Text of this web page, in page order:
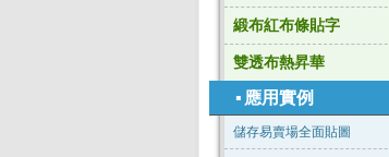
緞布紅布條貼字
雙透布熱昇華
▪ 應用實例
儲存易賣場全面貼圖